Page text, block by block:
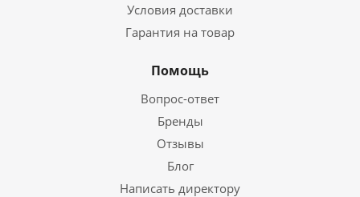
Условия доставки
Гарантия на товар
Помощь
Вопрос-ответ
Бренды
Отзывы
Блог
Написать директору